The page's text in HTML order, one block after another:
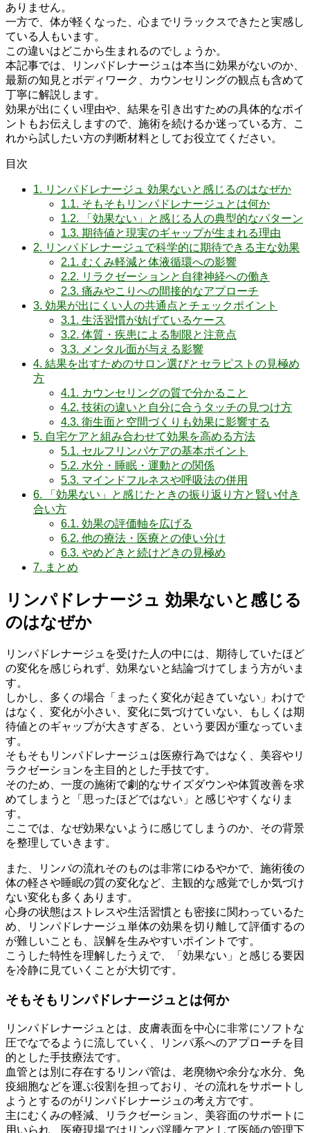
ありません。
一方で、体が軽くなった、心までリラックスできたと実感し
ている人もいます。
この違いはどこから生まれるのでしょうか。
本記事では、リンパドレナージュは本当に効果がないのか、
最新の知見とボディワーク、カウンセリングの観点も含めて
丁寧に解説します。
効果が出にくい理由や、結果を引き出すための具体的なポイ
ントもお伝えしますので、施術を続けるか迷っている方、こ
れから試したい方の判断材料としてお役立てください。
目次
1. リンパドレナージュ 効果ないと感じるのはなぜか
1.1. そもそもリンパドレナージュとは何か
1.2. 「効果ない」と感じる人の典型的なパターン
1.3. 期待値と現実のギャップが生まれる理由
2. リンパドレナージュで科学的に期待できる主な効果
2.1. むくみ軽減と体液循環への影響
2.2. リラクゼーションと自律神経への働き
2.3. 痛みやこりへの間接的なアプローチ
3. 効果が出にくい人の共通点とチェックポイント
3.1. 生活習慣が妨げているケース
3.2. 体質・疾患による制限と注意点
3.3. メンタル面が与える影響
4. 結果を出すためのサロン選びとセラピストの見極め
方
4.1. カウンセリングの質で分かること
4.2. 技術の違いと自分に合うタッチの見つけ方
4.3. 衛生面と空間づくりも効果に影響する
5. 自宅ケアと組み合わせて効果を高める方法
5.1. セルフリンパケアの基本ポイント
5.2. 水分・睡眠・運動との関係
5.3. マインドフルネスや呼吸法の併用
6. 「効果ない」と感じたときの振り返り方と賢い付き
合い方
6.1. 効果の評価軸を広げる
6.2. 他の療法・医療との使い分け
6.3. やめどきと続けどきの見極め
7. まとめ
リンパドレナージュ 効果ないと感じる
のはなぜか
リンパドレナージュを受けた人の中には、期待していたほど
の変化を感じられず、効果ないと結論づけてしまう方がいま
す。
しかし、多くの場合「まったく変化が起きていない」わけで
はなく、変化が小さい、変化に気づけていない、もしくは期
待値とのギャップが大きすぎる、という要因が重なっていま
す。
そもそもリンパドレナージュは医療行為ではなく、美容やリ
ラクゼーションを主目的とした手技です。
そのため、一度の施術で劇的なサイズダウンや体質改善を求
めてしまうと「思ったほどではない」と感じやすくなりま
す。
ここでは、なぜ効果ないように感じてしまうのか、その背景
を整理していきます。
また、リンパの流れそのものは非常にゆるやかで、施術後の
体の軽さや睡眠の質の変化など、主観的な感覚でしか気づけ
ない変化も多くあります。
心身の状態はストレスや生活習慣とも密接に関わっているた
め、リンパドレナージュ単体の効果を切り離して評価するの
が難しいことも、誤解を生みやすいポイントです。
こうした特性を理解したうえで、「効果ない」と感じる要因
を冷静に見ていくことが大切です。
そもそもリンパドレナージュとは何か
リンパドレナージュとは、皮膚表面を中心に非常にソフトな
圧でなでるように流していく、リンパ系へのアプローチを目
的とした手技療法です。
血管とは別に存在するリンパ管は、老廃物や余分な水分、免
疫細胞などを運ぶ役割を担っており、その流れをサポートし
ようとするのがリンパドレナージュの考え方です。
主にむくみの軽減、リラクゼーション、美容面のサポートに
用いられ、医療現場ではリンパ浮腫ケアとして医師の管理下